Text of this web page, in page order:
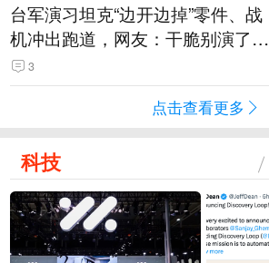
台军演习坦克“边开边掉”零件、战
机冲出跑道，网友：干脆别演了，
没有一次没有笑话发生
3
点击查看更多
科技